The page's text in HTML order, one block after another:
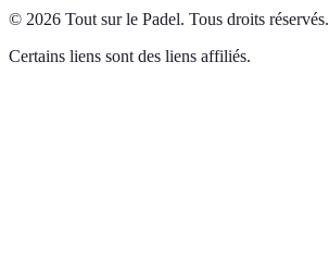
© 2026 Tout sur le Padel. Tous droits réservés.
Certains liens sont des liens affiliés.